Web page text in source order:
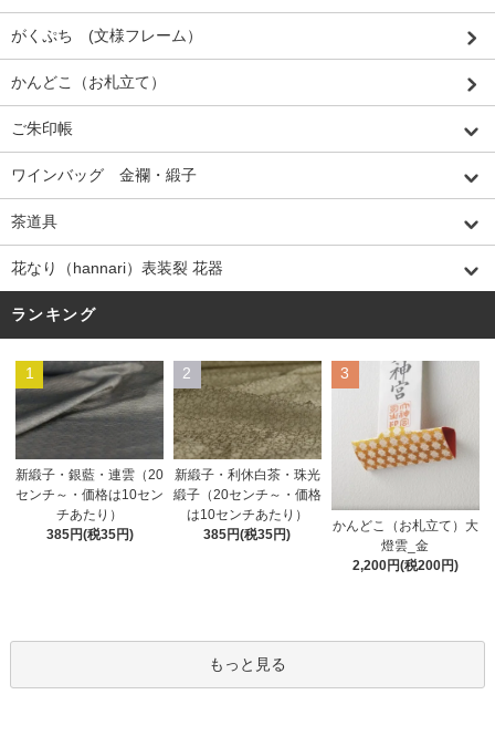
がくぷち (文様フレーム）
かんどこ（お札立て）
ご朱印帳
ワインバッグ 金襴・緞子
茶道具
花なり（hannari）表装裂 花器
ランキング
1
新緞子・銀藍・連雲（20
センチ～・価格は10セン
チあたり）
385円(税35円)
2
新緞子・利休白茶・珠光
緞子（20センチ～・価格
は10センチあたり）
385円(税35円)
3
かんどこ（お札立て）大
燈雲_金
2,200円(税200円)
もっと見る